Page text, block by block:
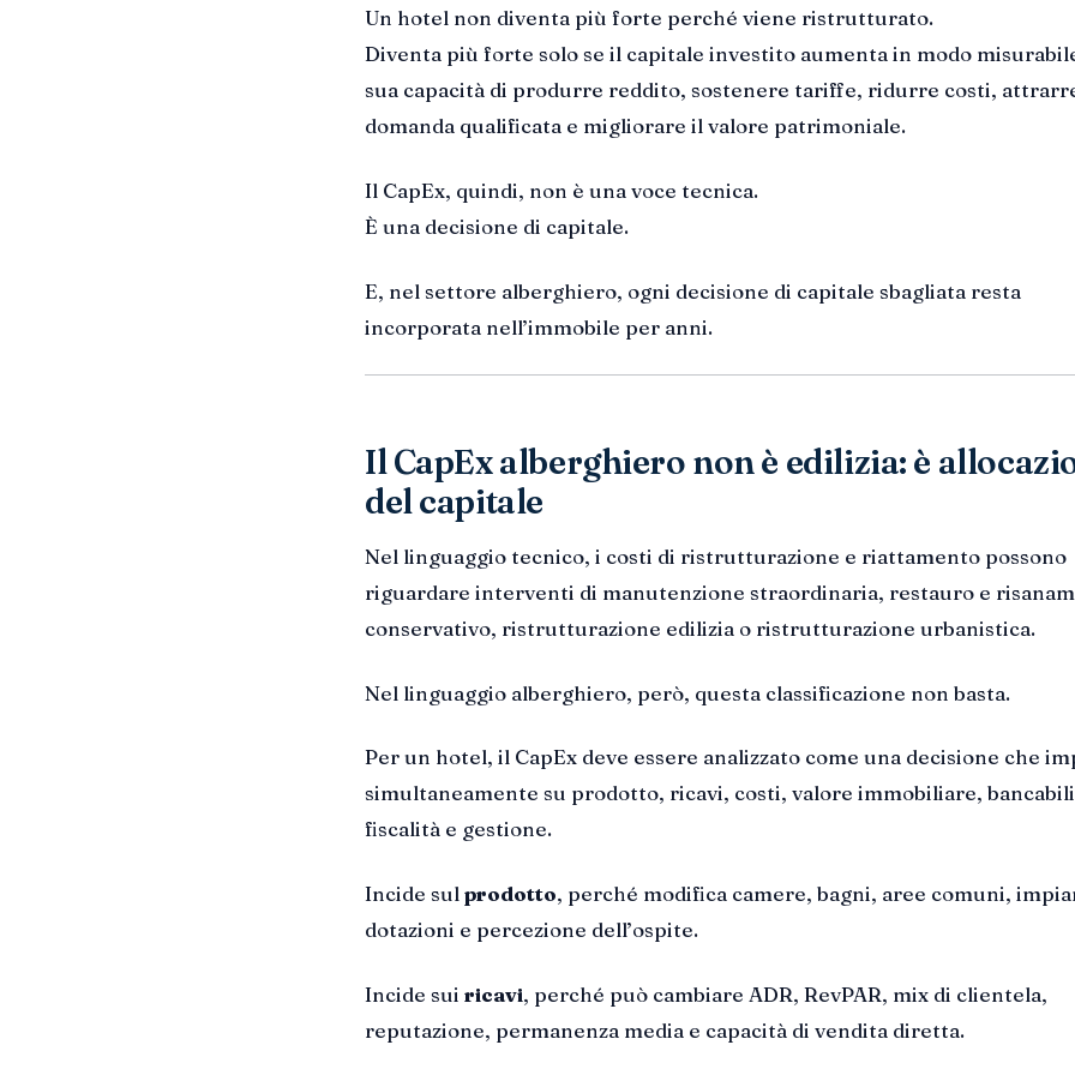
Un hotel non diventa più forte perché viene ristrutturato.
Diventa più forte solo se il capitale investito aumenta in modo
sua capacità di produrre reddito, sostenere tariffe, ridurre costi,
domanda qualificata e migliorare il valore patrimoniale.
Il CapEx, quindi, non è una voce tecnica.
È una decisione di capitale.
E, nel settore alberghiero, ogni decisione di capitale sbagliata resta
incorporata nell’immobile per anni.
Il CapEx alberghiero non è edilizia: è
del capitale
Nel linguaggio tecnico, i costi di ristrutturazione e riattamento possono
riguardare interventi di manutenzione straordinaria, restauro e
conservativo, ristrutturazione edilizia o ristrutturazione urbanistica.
Nel linguaggio alberghiero, però, questa classificazione non basta.
Per un hotel, il CapEx deve essere analizzato come una decisione che
simultaneamente su prodotto, ricavi, costi, valore immobiliare,
fiscalità e gestione.
Incide sul prodotto, perché modifica camere, bagni, aree comuni,
dotazioni e percezione dell’ospite.
Incide sui ricavi, perché può cambiare ADR, RevPAR, mix di clientela,
reputazione, permanenza media e capacità di vendita diretta.